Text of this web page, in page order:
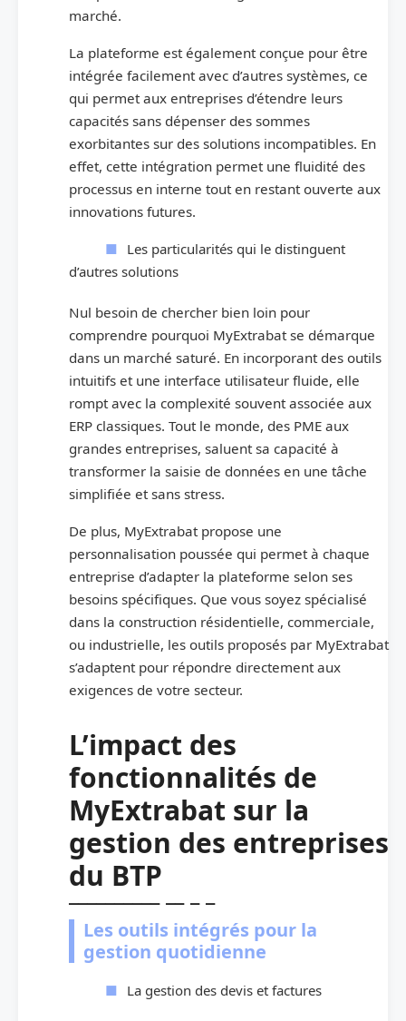
marché.
La plateforme est également conçue pour être
intégrée facilement avec d’autres systèmes, ce
qui permet aux entreprises d’étendre leurs
capacités sans dépenser des sommes
exorbitantes sur des solutions incompatibles. En
effet, cette intégration permet une fluidité des
processus en interne tout en restant ouverte aux
innovations futures.
Les particularités qui le distinguent
d’autres solutions
Nul besoin de chercher bien loin pour
comprendre pourquoi MyExtrabat se démarque
dans un marché saturé. En incorporant des outils
intuitifs et une interface utilisateur fluide, elle
rompt avec la complexité souvent associée aux
ERP classiques. Tout le monde, des PME aux
grandes entreprises, saluent sa capacité à
transformer la saisie de données en une tâche
simplifiée et sans stress.
De plus, MyExtrabat propose une
personnalisation poussée qui permet à chaque
entreprise d’adapter la plateforme selon ses
besoins spécifiques. Que vous soyez spécialisé
dans la construction résidentielle, commerciale,
ou industrielle, les outils proposés par MyExtrabat
s’adaptent pour répondre directement aux
exigences de votre secteur.
L’impact des
fonctionnalités de
MyExtrabat sur la
gestion des entreprises
du BTP
Les outils intégrés pour la
gestion quotidienne
La gestion des devis et factures